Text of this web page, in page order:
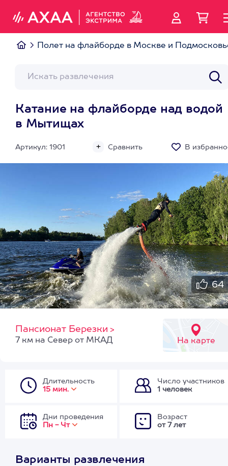
Полет на флайборде в Москве и
Катание на флайборде над водой
в Мытищах
Артикул: 1901 Сравнить В
64
Пансионат Березки >
На карте
7 км на Север от МКАД
Длительность
15 мин.
Число участников
1 человек
Дни проведения
Пн - Чт
Возраст
от 7 лет
Варианты развлечения